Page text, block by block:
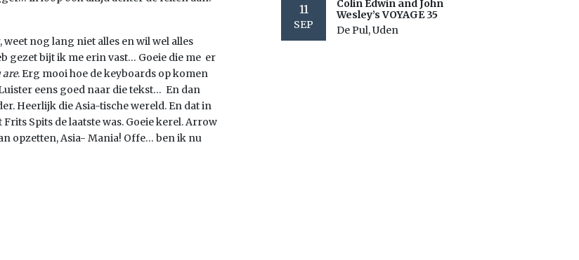
nog lang niet alles en wil wel alles
gezet bijt ik me erin vast… Goeie die me er
are. Erg mooi hoe de keyboards op komen
eens goed naar die tekst… En dan
Heerlijk die Asia-tische wereld. En dat in
Spits de laatste was. Goeie kerel. Arrow
opzetten, Asia- Mania! Offe… ben ik nu
11
SEP
Colin Edwin and John
Wesley’s VOYAGE 35
De Pul, Uden